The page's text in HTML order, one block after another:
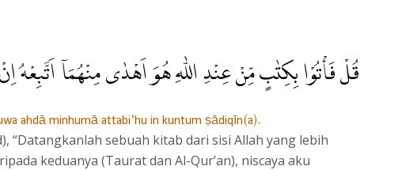
قُلْ فَأْتُوْا بِكِتٰبٍ مِّنْ عِنْدِ اللّٰهِ هُوَ اَهْدٰى مِنْهُمَآ اَتَّبِعْهُ اِنْ
ahdā minhumā attabi‘hu in kuntum ṣādiqīn(a).
“Datangkanlah sebuah kitab dari sisi Allah yang lebih
keduanya (Taurat dan Al-Qur’an), niscaya aku